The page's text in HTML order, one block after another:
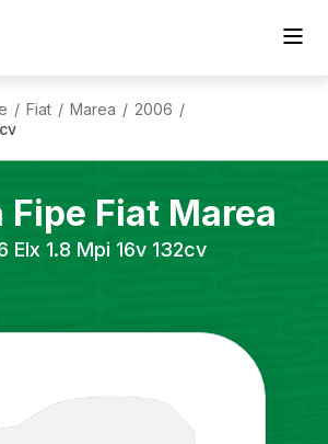
/ Fiat / Marea / 2006 /
Fipe Fiat Marea
Elx 1.8 Mpi 16v 132cv